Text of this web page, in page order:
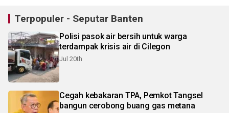
Terpopuler - Seputar Banten
Polisi pasok air bersih untuk warga
terdampak krisis air di Cilegon
Jul 20th
Cegah kebakaran TPA, Pemkot Tangsel
bangun cerobong buang gas metana